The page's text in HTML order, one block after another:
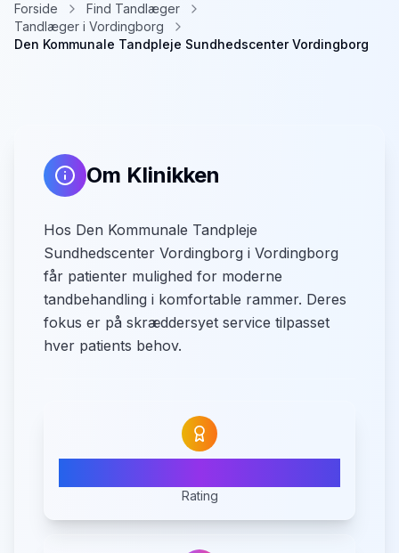
Forside
Find Tandlæger
Tandlæger i Vordingborg
Den Kommunale Tandpleje Sundhedscenter Vordingborg
Om Klinikken
Hos Den Kommunale Tandpleje
Sundhedscenter Vordingborg i Vordingborg
får patienter mulighed for moderne
tandbehandling i komfortable rammer. Deres
fokus er på skræddersyet service tilpasset
hver patients behov.
Rating